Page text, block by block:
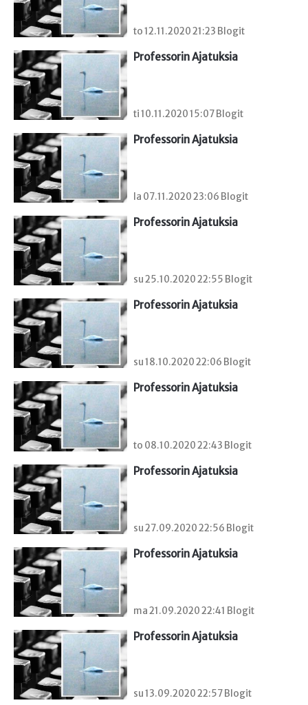
to 12.11.2020 21:23 Blogit
Professorin Ajatuksia
ti 10.11.2020 15:07 Blogit
Professorin Ajatuksia
la 07.11.2020 23:06 Blogit
Professorin Ajatuksia
su 25.10.2020 22:55 Blogit
Professorin Ajatuksia
su 18.10.2020 22:06 Blogit
Professorin Ajatuksia
to 08.10.2020 22:43 Blogit
Professorin Ajatuksia
su 27.09.2020 22:56 Blogit
Professorin Ajatuksia
ma 21.09.2020 22:41 Blogit
Professorin Ajatuksia
su 13.09.2020 22:57 Blogit